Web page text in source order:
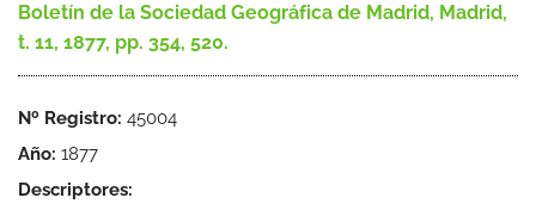
Boletín de la Sociedad Geográfica de Madrid, Madrid,
t. 11, 1877, pp. 354, 520.
Nº Registro: 45004
Año: 1877
Descriptores: